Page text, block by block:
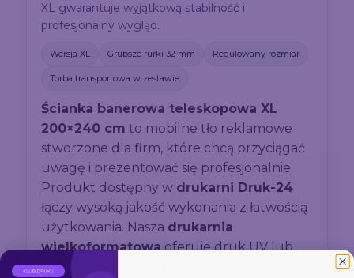
XL gwarantuje wyjątkową stabilność i
profesjonalny wygląd.
Wersja XL Grubsze rurki 32 mm Regulowany rozmiar
Torba transportowa w zestawie
Ścianka banerowa teleskopowa XL
200×240 cm to mobilne tło reklamowe
stworzone dla firm, które chcą przyciągać
uwagę i prezentować się profesjonalnie.
Produkt dostępny w drukarni Druk-24
łączy wysoką jakość wykonania z łatwością
użytkowania. Nasza drukarnia
wielkoformatowaoferuje druk UV lub
eco-solvent, zapewniający intensywne